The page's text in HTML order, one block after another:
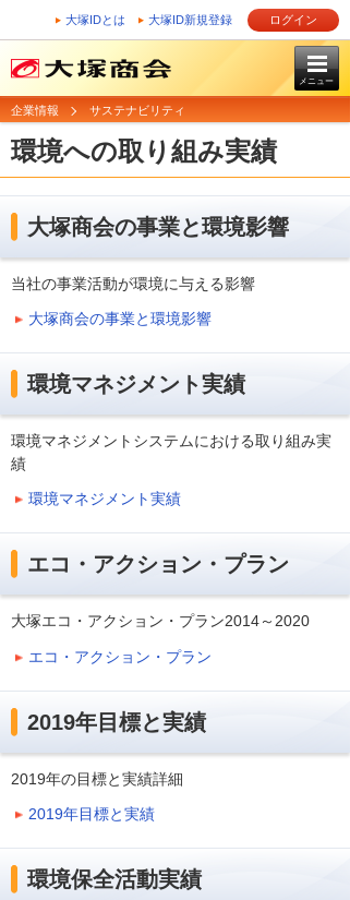
大塚IDとは 大塚ID新規登録 ログイン
メニュー
企業情報 サステナビリティ
環境への取り組み実績
大塚商会の事業と環境影響
当社の事業活動が環境に与える影響
大塚商会の事業と環境影響
環境マネジメント実績
環境マネジメントシステムにおける取り組み実
績
環境マネジメント実績
エコ・アクション・プラン
大塚エコ・アクション・プラン2014～2020
エコ・アクション・プラン
2019年目標と実績
2019年の目標と実績詳細
2019年目標と実績
環境保全活動実績